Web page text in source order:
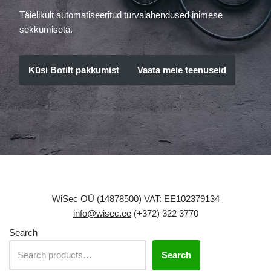
Täielikult automatiseeritud turvalahendused inimese
sekkumiseta.
Küsi Botilt pakkumist Vaata meie teenuseid
WiSec OÜ (14878500) VAT: EE102379134
info@wisec.ee(+372) 322 3770
Search
Search